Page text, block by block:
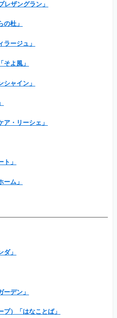
レザングラン」
の杜」
ラージュ」
そよ風」
ャイン」
・リーシェ」
ト」
ーム」
ダ」
ーデン」
）「はなことば」